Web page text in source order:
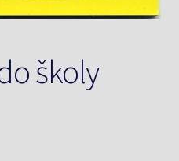
školy